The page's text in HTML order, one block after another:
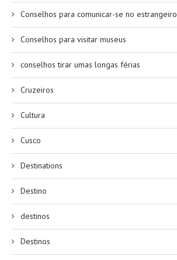
Conselhos para comunicar-se no estrangeiro
Conselhos para visitar museus
conselhos tirar umas longas férias
Cruzeiros
Cultura
Cusco
Destinations
Destino
destinos
Destinos